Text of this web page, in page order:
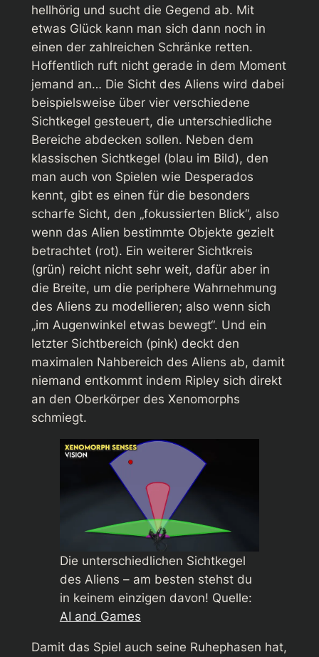
hellhörig und sucht die Gegend ab. Mit
etwas Glück kann man sich dann noch in
einen der zahlreichen Schränke retten.
Hoffentlich ruft nicht gerade in dem Moment
jemand an… Die Sicht des Aliens wird dabei
beispielsweise über vier verschiedene
Sichtkegel gesteuert, die unterschiedliche
Bereiche abdecken sollen. Neben dem
klassischen Sichtkegel (blau im Bild), den
man auch von Spielen wie Desperados
kennt, gibt es einen für die besonders
scharfe Sicht, den „fokussierten Blick“, also
wenn das Alien bestimmte Objekte gezielt
betrachtet (rot). Ein weiterer Sichtkreis
(grün) reicht nicht sehr weit, dafür aber in
die Breite, um die periphere Wahrnehmung
des Aliens zu modellieren; also wenn sich
„im Augenwinkel etwas bewegt“. Und ein
letzter Sichtbereich (pink) deckt den
maximalen Nahbereich des Aliens ab, damit
niemand entkommt indem Ripley sich direkt
an den Oberkörper des Xenomorphs
schmiegt.
Die unterschiedlichen Sichtkegel
des Aliens – am besten stehst du
in keinem einzigen davon! Quelle:
AI and Games
Damit das Spiel auch seine Ruhephasen hat,